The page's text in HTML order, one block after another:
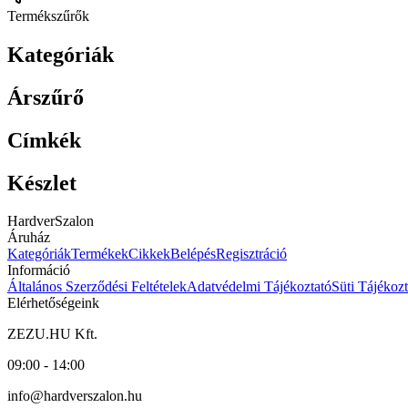
Termékszűrők
Kategóriák
Árszűrő
Címkék
Készlet
HardverSzalon
Áruház
KategóriákTermékekCikkekBelépésRegisztráció
Információ
Általános Szerződési FeltételekAdatvédelmi TájékoztatóSüti
Elérhetőségeink
ZEZU.HU Kft.
09:00 - 14:00
info@hardverszalon.hu